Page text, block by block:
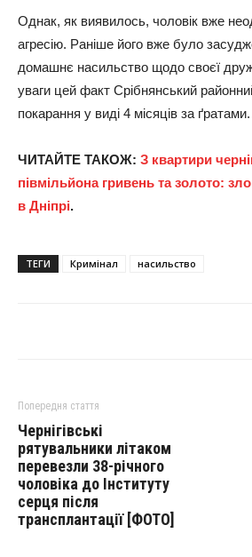
Однак, як виявилось, чоловік вже
агресію. Раніше його вже було
домашнє насильство щодо своєї
уваги цей факт Срібнянський
покарання у виді 4 місяців за ґратами.
ЧИТАЙТЕ ТАКОЖ: З квартири
півмільйона гривень та золото:
в Дніпрі.
ТЕГИ Кримінал насильство
Попередня стаття
Чернігівські
рятувальники літаком
перевезли 38-річного
чоловіка до Інституту
серця після
трансплантації [ФОТО]